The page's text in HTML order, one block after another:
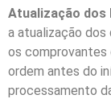
Atualização dos
a atualização
os comprovantes
ordem antes do
processamento